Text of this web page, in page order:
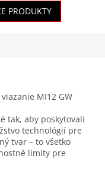
PRODUKTY
MI12 GW
tak, aby poskytovali
technológií pre
tvar – to všetko
limity pre